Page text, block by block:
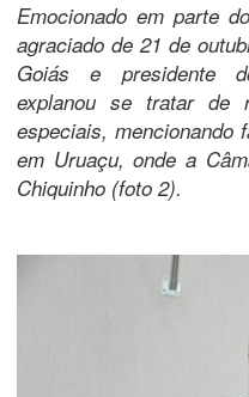
Emocionado em parte
agraciado de 21 de
Goiás e presidente
explanou se tratar de
especiais, mencionando
em Uruaçu, onde a
Chiquinho (foto 2).